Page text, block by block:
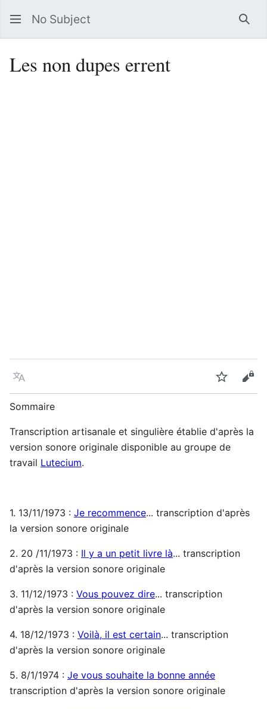
No Subject
Les non dupes errent
Language Watch
Sommaire
Transcription artisanale et singulière établie d'après la
version sonore originale disponible au groupe de
travail Lutecium.
1. 13/11/1973 : Je recommence... transcription d'après
la version sonore originale
2. 20 /11/1973 : Il y a un petit livre là... transcription
d'après la version sonore originale
3. 11/12/1973 : Vous pouvez dire... transcription
d'après la version sonore originale
4. 18/12/1973 : Voilà, il est certain... transcription
d'après la version sonore originale
5. 8/1/1974 : Je vous souhaite la bonne année
transcription d'après la version sonore originale